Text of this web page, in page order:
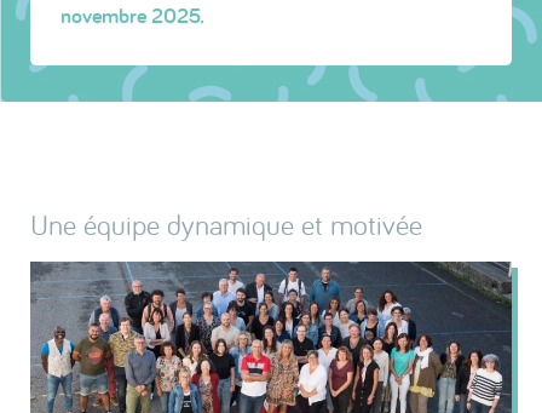
novembre 2025.
Une équipe dynamique et motivée